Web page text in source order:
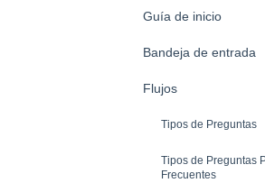
Guía de inicio
Bandeja de entrada
Flujos
Tipos de Preguntas
Tipos de Preguntas
Frecuentes